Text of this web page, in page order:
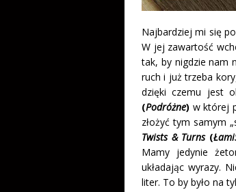
Najbardziej mi się
W jej zawartość
tak, by nigdzie nam
ruch i już trzeba
dzięki czemu jest
(Podróżne) w której
złożyć tym samym
Twists & Turns(
Mamy jedynie
układając wyrazy.
liter. To by było na